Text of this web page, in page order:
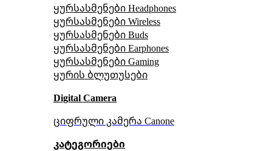
ყურსასმენები Headphones
ყურსასმენები Wireless
ყურსასმენები Buds
ყურსასმენები Earphones
ყურსასმენები Gaming
ყურის ბლუთუსები
Digital Camera
ციფრული კამერა Сanone
კატეგორიები